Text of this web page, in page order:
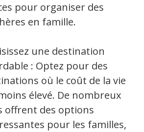
pour organiser des
en famille.
une destination
: Optez pour des
où le coût de la vie
élevé. De nombreux
offrent des options
pour les familles,